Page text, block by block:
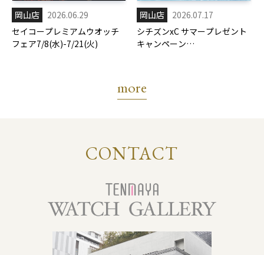
岡山店
2026.06.29
セイコープレミアムウオッチ
フェア7/8(水)-7/21(火)
岡山店
2026.07.17
シチズンxC サマープレゼント
キャンペーン
more
CONTACT